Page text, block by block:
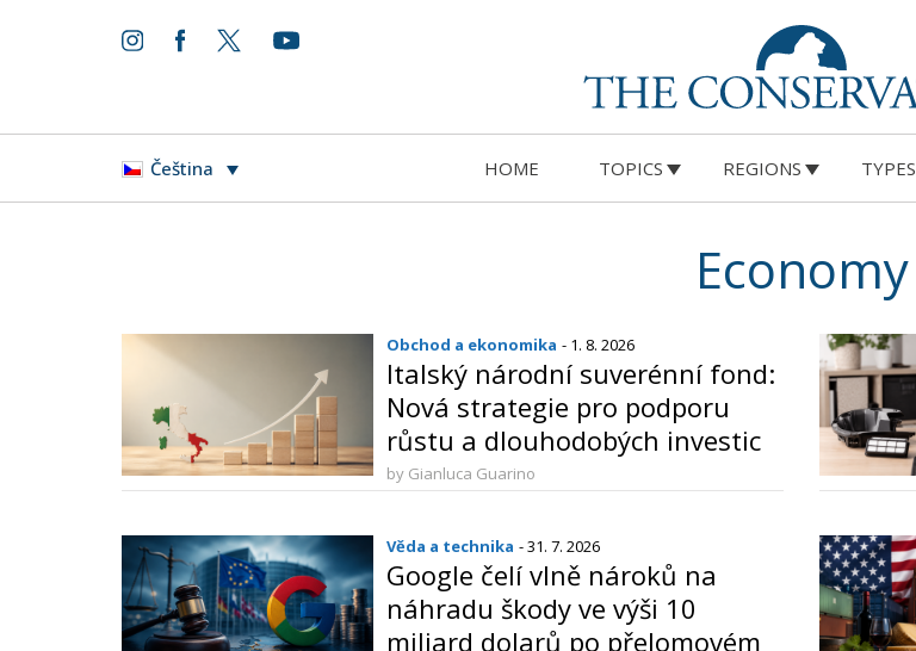
Čeština HOME TOPICS REGIONS TYPES
Economy
Obchod a ekonomika - 1. 8. 2026
Italský národní suverénní fond:
Nová strategie pro podporu
růstu a dlouhodobých investic
by Gianluca Guarino
Věda a technika - 31. 7. 2026
Google čelí vlně nároků na
náhradu škody ve výši 10
miliard dolarů po přelomovém